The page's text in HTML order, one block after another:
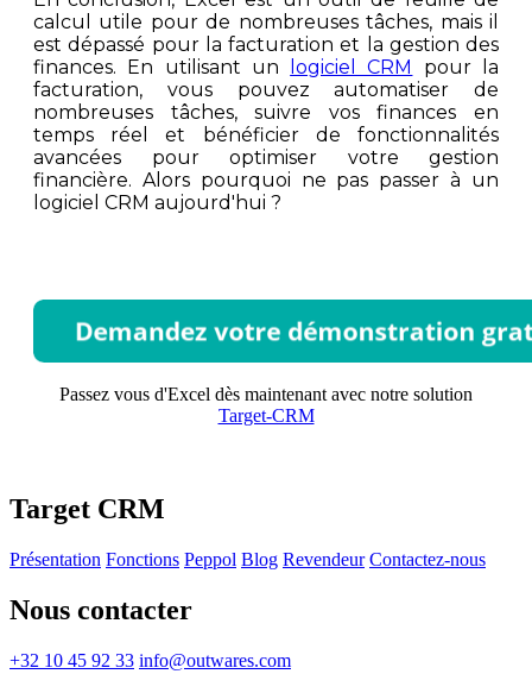
calcul utile pour de nombreuses tâches, mais il
est dépassé pour la facturation et la gestion des
finances. En utilisant un
logiciel CRM
pour la
facturation, vous pouvez automatiser de
nombreuses tâches, suivre vos finances en
temps réel et bénéficier de fonctionnalités
avancées pour optimiser votre gestion
financière. Alors pourquoi ne pas passer à un
logiciel CRM aujourd'hui ?
Passez vous d'Excel dès maintenant avec notre solution
Target-CRM
Target CRM
Présentation Fonctions Peppol Blog Revendeur Contactez-nous
Nous contacter
+32 10 45 92 33 info@outwares.com